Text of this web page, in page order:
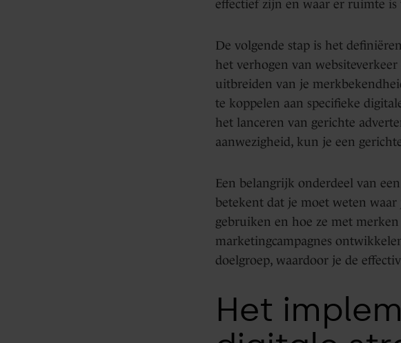
effectief zijn en waar er ruimte is
De volgende stap is het
het verhogen van
uitbreiden van je
te koppelen aan specifieke
het lanceren van gerichte
aanwezigheid, kun je een
Een belangrijk onderdeel van
betekent dat je moet weten
gebruiken en hoe ze met
marketingcampagnes
doelgroep, waardoor je de
Het